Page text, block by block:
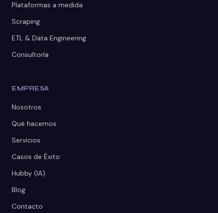
Plataformas a medida
Scraping
ETL & Data Engineering
Consultoría
EMPRESA
Nosotros
Qué hacemos
Servicios
Casos de Éxito
Hubby (IA)
Blog
Contacto